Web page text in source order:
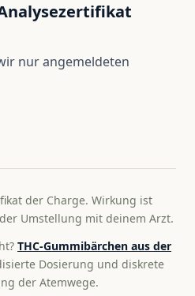
nur angemeldeten
der Charge. Wirkung ist
Umstellung mit deinem Arzt.
THC-Gummibärchen aus der
Dosierung und diskrete
der Atemwege.